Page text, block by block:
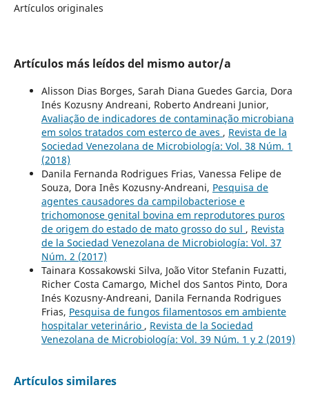
Artículos originales
Artículos más leídos del mismo autor/a
Alisson Dias Borges, Sarah Diana Guedes Garcia, Dora
Inés Kozusny Andreani, Roberto Andreani Junior,
Avaliação de indicadores de contaminação microbiana
em solos tratados com esterco de aves , Revista de la
Sociedad Venezolana de Microbiología: Vol. 38 Núm. 1
(2018)
Danila Fernanda Rodrigues Frias, Vanessa Felipe de
Souza, Dora Inês Kozusny-Andreani, Pesquisa de
agentes causadores da campilobacteriose e
trichomonose genital bovina em reprodutores puros
de origem do estado de mato grosso do sul , Revista
de la Sociedad Venezolana de Microbiología: Vol. 37
Núm. 2 (2017)
Tainara Kossakowski Silva, João Vitor Stefanin Fuzatti,
Richer Costa Camargo, Michel dos Santos Pinto, Dora
Inés Kozusny-Andreani, Danila Fernanda Rodrigues
Frias, Pesquisa de fungos filamentosos em ambiente
hospitalar veterinário , Revista de la Sociedad
Venezolana de Microbiología: Vol. 39 Núm. 1 y 2 (2019)
Artículos similares